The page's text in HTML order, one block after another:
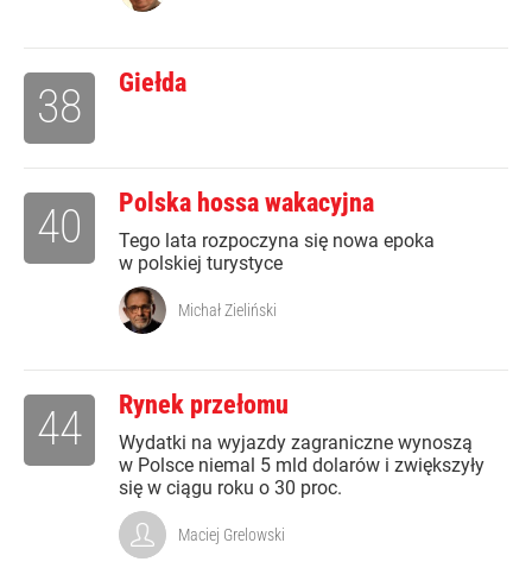
Giełda
38
Polska hossa wakacyjna
Tego lata rozpoczyna się nowa epoka
w polskiej turystyce
40
Michał Zieliński
Rynek przełomu
Wydatki na wyjazdy zagraniczne wynoszą
w Polsce niemal 5 mld dolarów i zwiększyły
się w ciągu roku o 30 proc.
44
Maciej Grelowski